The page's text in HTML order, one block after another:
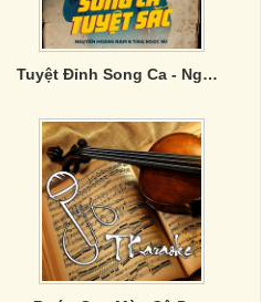
Tuyệt Đỉnh Song Ca - Nguyễn Hoàng Nam, Tina Ngọc Nữ